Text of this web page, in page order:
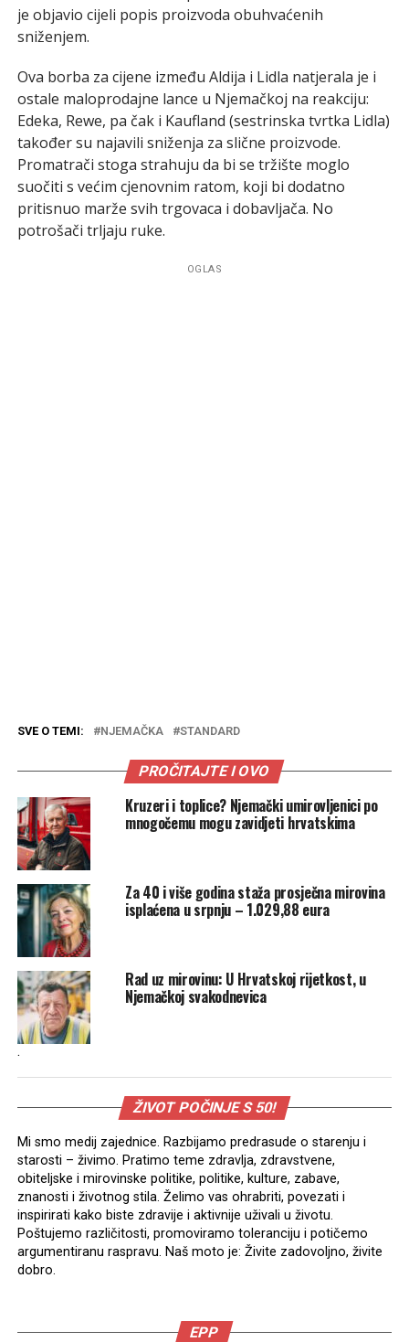
je objavio cijeli popis proizvoda obuhvaćenih
sniženjem.
Ova borba za cijene između Aldija i Lidla natjerala je i
ostale maloprodajne lance u Njemačkoj na reakciju:
Edeka, Rewe, pa čak i Kaufland (sestrinska tvrtka Lidla)
također su najavili sniženja za slične proizvode.
Promatrači stoga strahuju da bi se tržište moglo
suočiti s većim cjenovnim ratom, koji bi dodatno
pritisnuo marže svih trgovaca i dobavljača. No
potrošači trljaju ruke.
OGLAS
SVE O TEMI: NJEMAČKA STANDARD
PROČITAJTE I OVO
Kruzeri i toplice? Njemački umirovljenici po
mnogočemu mogu zavidjeti hrvatskima
Za 40 i više godina staža prosječna mirovina
isplaćena u srpnju – 1.029,88 eura
Rad uz mirovinu: U Hrvatskoj rijetkost, u
Njemačkoj svakodnevica
.
ŽIVOT POČINJE S 50!
Mi smo medij zajednice. Razbijamo predrasude o starenju i
starosti – živimo. Pratimo teme zdravlja, zdravstvene,
obiteljske i mirovinske politike, politike, kulture, zabave,
znanosti i životnog stila. Želimo vas ohrabriti, povezati i
inspirirati kako biste zdravije i aktivnije uživali u životu.
Poštujemo različitosti, promoviramo toleranciju i potičemo
argumentiranu raspravu. Naš moto je: Živite zadovoljno, živite
dobro.
EPP